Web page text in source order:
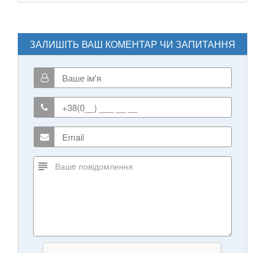
ЗАЛИШІТЬ ВАШ КОМЕНТАР ЧИ ЗАПИТАННЯ